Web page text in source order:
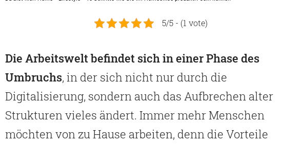
5/5 - (1 vote)
Die Arbeitswelt befindet sich in einer Phase des
Umbruchs, in der sich nicht nur durch die
Digitalisierung, sondern auch das Aufbrechen alter
Strukturen vieles ändert. Immer mehr Menschen
möchten von zu Hause arbeiten, denn die Vorteile